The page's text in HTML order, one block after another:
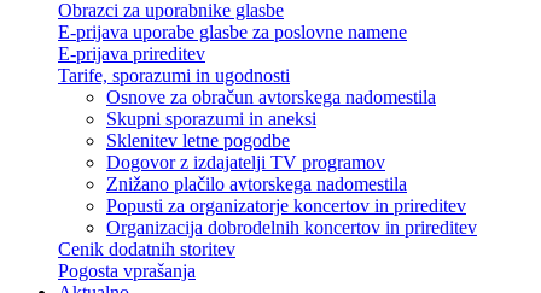
Obrazci za uporabnike glasbe
E-prijava uporabe glasbe za poslovne namene
E-prijava prireditev
Tarife, sporazumi in ugodnosti
Osnove za obračun avtorskega nadomestila
Skupni sporazumi in aneksi
Sklenitev letne pogodbe
Dogovor z izdajatelji TV programov
Znižano plačilo avtorskega nadomestila
Popusti za organizatorje koncertov in prireditev
Organizacija dobrodelnih koncertov in prireditev
Cenik dodatnih storitev
Pogosta vprašanja